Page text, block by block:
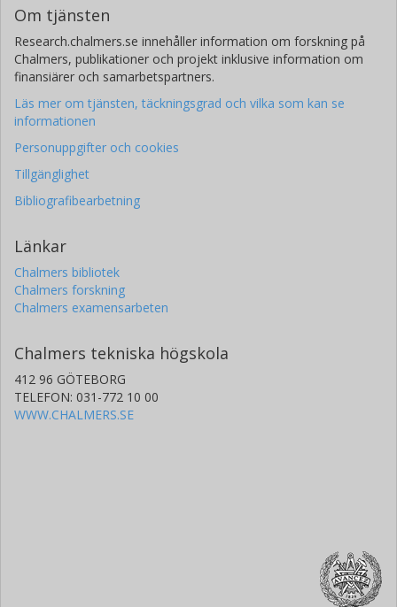
Om tjänsten
Research.chalmers.se innehåller information om forskning på
Chalmers, publikationer och projekt inklusive information om
finansiärer och samarbetspartners.
Läs mer om tjänsten, täckningsgrad och vilka som kan se
informationen
Personuppgifter och cookies
Tillgänglighet
Bibliografibearbetning
Länkar
Chalmers bibliotek
Chalmers forskning
Chalmers examensarbeten
Chalmers tekniska högskola
412 96 GÖTEBORG
TELEFON: 031-772 10 00
WWW.CHALMERS.SE